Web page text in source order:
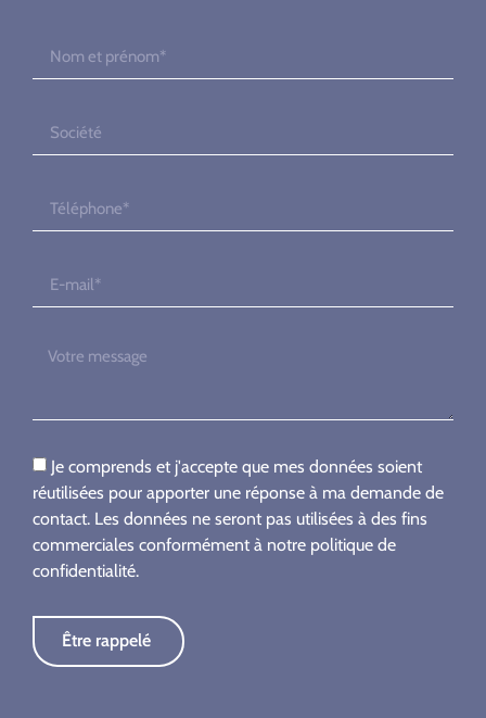
Je comprends et j'accepte que mes données soient
réutilisées pour apporter une réponse à ma demande de
contact. Les données ne seront pas utilisées à des fins
commerciales conformément à notre politique de
confidentialité.
Être rappelé